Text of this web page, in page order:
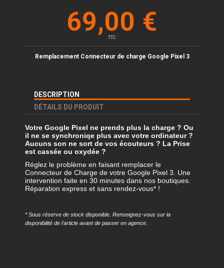
69,00 €
TTC
Remplacement Connecteur de charge Google Pixel 3
DESCRIPTION
DÉTAILS DU PRODUIT
Votre Google Pixel ne prends plus la charge ? Ou
il ne se synchroniqe plus avec votre ordinateur ?
Aucuns son ne sort de vos écouteurs ? La Prise
est cassée ou oxydée ?
Réglez le problème en faisant remplacer le
Connecteur de Charge de votre Google Pixel 3. Une
intervention faite en 30 minutes dans nos boutiques.
Réparation express et sans rendez-vous* !
* Sous réserve de stock disponible. Renseignez-vous sur la
disponibilité de l'article avant de passer en agence.